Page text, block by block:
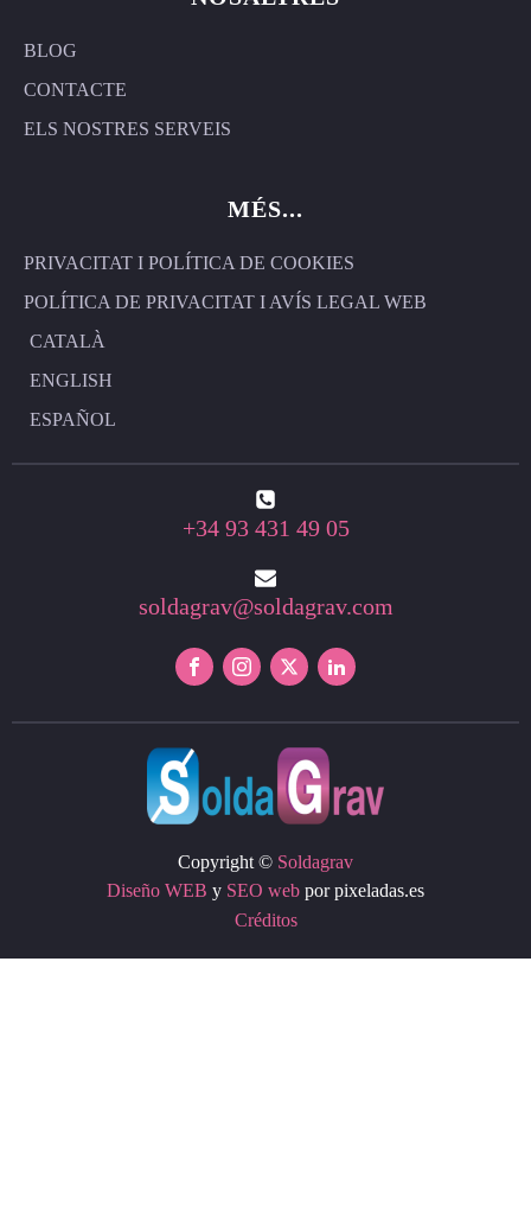
BLOG
CONTACTE
ELS NOSTRES SERVEIS
MÉS...
PRIVACITAT I POLÍTICA DE COOKIES
POLÍTICA DE PRIVACITAT I AVÍS LEGAL WEB
CATALÀ
ENGLISH
ESPAÑOL
+34 93 431 49 05
soldagrav@soldagrav.com
Copyright © Soldagrav
Diseño WEB y SEO web por pixeladas.es
Créditos